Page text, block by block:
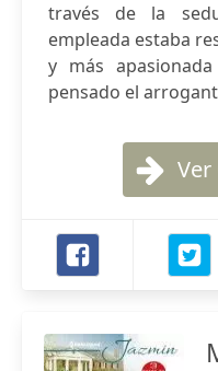
través de la
empleada estaba
y más
pensado el
Ver